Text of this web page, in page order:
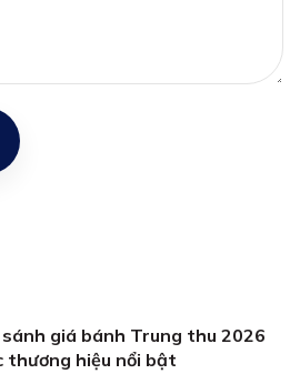
sánh giá bánh Trung thu 2026
thương hiệu nổi bật